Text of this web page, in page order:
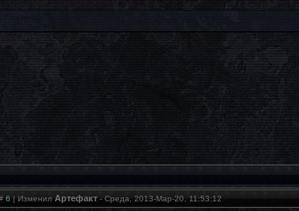
6 | Изменил Артефакт- Среда, 2013-Мар-20, 11:53:12